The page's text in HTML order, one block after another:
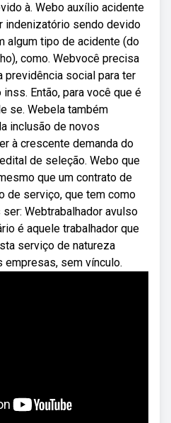
à. Webo auxílio acidente
indenizatório sendo devido
algum tipo de acidente (do
como. Webvocê precisa
previdência social para ter
Então, para você que é
se. Webela também
inclusão de novos
à crescente demanda do
de seleção. Webo que
que um contrato de
de serviço, que tem como
Webtrabalhador avulso
é aquele trabalhador que
serviço de natureza
empresas, sem vínculo.